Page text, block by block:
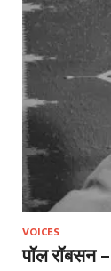
VOICES
पॉल रॉबसन